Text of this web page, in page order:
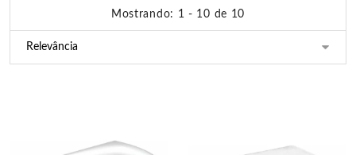
Mostrando: 1 - 10 de 10